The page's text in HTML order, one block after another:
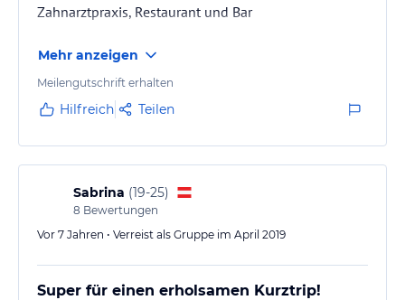
Zahnarztpraxis, Restaurant und Bar
Mehr anzeigen
Meilengutschrift erhalten
Hilfreich Teilen
Sabrina (19-25)
8 Bewertungen
Vor 7 Jahren • Verreist als Gruppe im April 2019
Super für einen erholsamen Kurztrip!